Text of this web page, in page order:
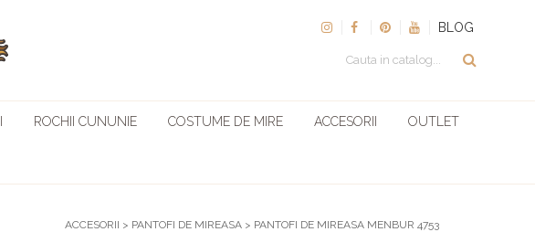
BLOG
ROCHII CUNUNIE COSTUME DE MIRE ACCESORII OUTLET
ACCESORII > PANTOFI DE MIREASA > PANTOFI DE MIREASA MENBUR 4753